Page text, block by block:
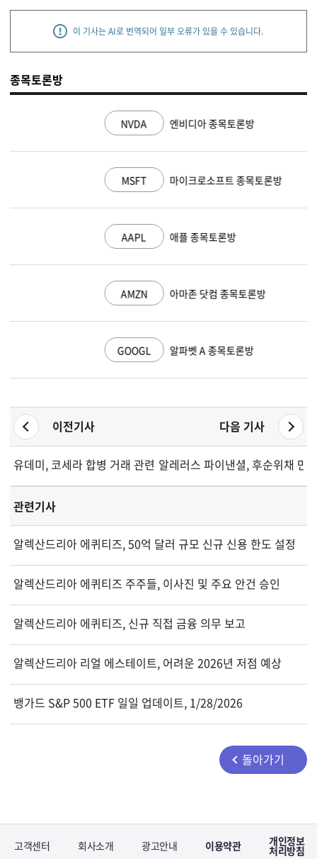
이 기사는 AI로 번역되어 일부 오류가 있을 수 있습니다.
종목토론방
엔비디아 종목토론방
마이크로소프트 종목토론방
애플 종목토론방
아마존 닷컴 종목토론방
알파벳 A 종목토론방
이전기사 다음 기사
유데미, 코세라 합병 거래 관련 추가 공시 발표알레러스 파이낸셜, 후순위채 만
관련기사
알렉산드리아 에퀴티즈, 50억 달러 규모 신규 신용 한도 설정
알렉산드리아 에퀴티즈 주주들, 이사진 및 주요 안건 승인
알렉산드리아 에퀴티즈, 신규 직접 금융 의무 보고
알렉산드리아 리얼 에스테이트, 어려운 2026년 저점 예상
뱅가드 S&P 500 ETF 일일 업데이트, 1/28/2026
돌아가기
고객센터 회사소개 광고안내 이용약관 개인정보
처리방침